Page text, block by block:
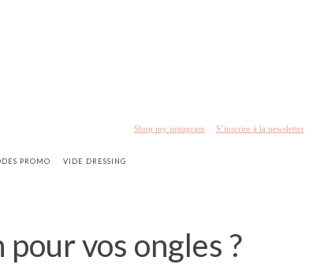
Shop my instagram S’inscrire à la newsletter
PROMO VIDE DRESSING
vos ongles ?